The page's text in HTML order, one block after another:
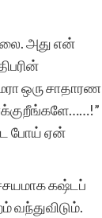
அது என்
ஒரு சாதாரண
போய் ஏன்
கஷ்டப்
வந்துவிடும்.